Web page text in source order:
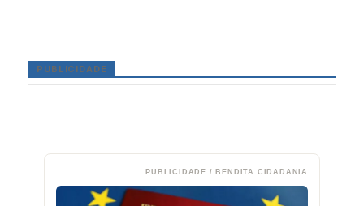
PUBLICIDADE
PUBLICIDADE / BENDITA CIDADANIA